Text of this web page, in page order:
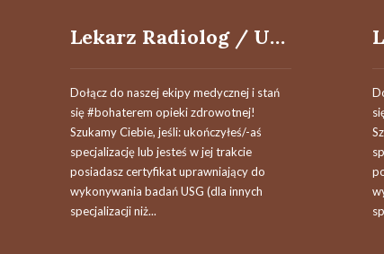
Lekarz Radiolog / Ultrasonografista / Lekarka Radiolożka / Ultrasonografistka
Dołącz do naszej ekipy medycznej i stań
się #bohaterem opieki zdrowotnej!
Szukamy Ciebie, jeśli​: ukończyłeś/-aś
specjalizację lub jesteś w jej trakcie
posiadasz certyfikat uprawniający do
wykonywania badań USG (dla innych
specjalizacji niż...